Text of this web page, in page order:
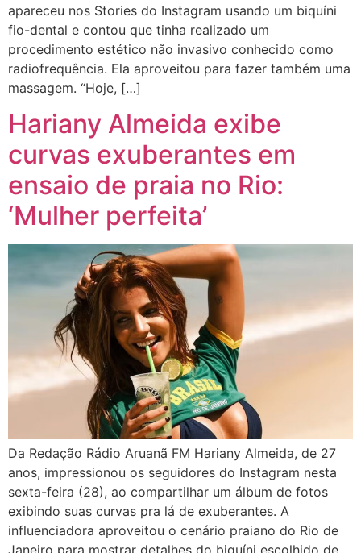
apareceu nos Stories do Instagram usando um biquíni
fio-dental e contou que tinha realizado um
procedimento estético não invasivo conhecido como
radiofrequência. Ela aproveitou para fazer também uma
massagem. “Hoje, […]
Hariany Almeida exibe
curvas exuberantes em
ensaio de praia no Rio:
‘Mulher perfeita’
Da Redação Rádio Aruanã FM Hariany Almeida, de 27
anos, impressionou os seguidores do Instagram nesta
sexta-feira (28), ao compartilhar um álbum de fotos
exibindo suas curvas pra lá de exuberantes. A
influenciadora aproveitou o cenário praiano do Rio de
Janeiro para mostrar detalhes do biquíni escolhido de